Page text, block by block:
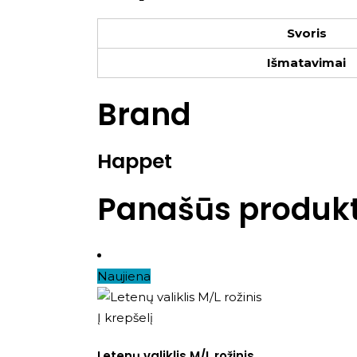
Svoris
Išmatavimai
Brand
Happet
Panašūs
Naujiena
Į krepšelį